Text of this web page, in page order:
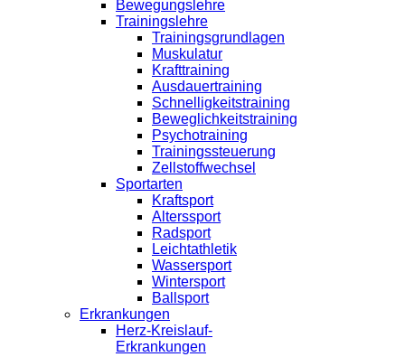
Bewegungslehre
Trainingslehre
Trainingsgrundlagen
Muskulatur
Krafttraining
Ausdauertraining
Schnelligkeitstraining
Beweglichkeitstraining
Psychotraining
Trainingssteuerung
Zellstoffwechsel
Sportarten
Kraftsport
Alterssport
Radsport
Leichtathletik
Wassersport
Wintersport
Ballsport
Erkrankungen
Herz-Kreislauf-
Erkrankungen